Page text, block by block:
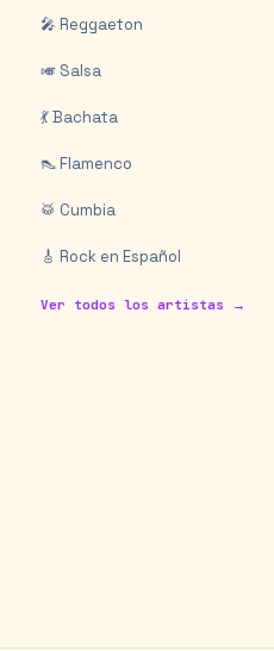
🎤 Reggaeton
🎺 Salsa
💃 Bachata
👠 Flamenco
🥁 Cumbia
🎸 Rock en Español
Ver todos los artistas →